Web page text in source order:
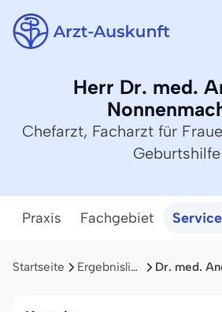
Herr Dr. med.
Chefarzt, Facharzt für
Geburtshilfe
Praxis Fachgebiet
Startseite Ergebnisliste Dr. med.